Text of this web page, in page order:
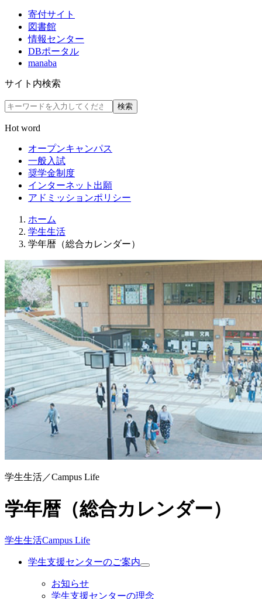
寄付サイト
図書館
情報センター
DBポータル
manaba
サイト内検索
検索
Hot word
オープンキャンパス
一般入試
奨学金制度
インターネット出願
アドミッションポリシー
ホーム
学生生活
学年暦（総合カレンダー）
学生生活／Campus Life
学年暦（総合カレンダー）
学生生活Campus Life
学生支援センターのご案内
お知らせ
学生支援センターの理念